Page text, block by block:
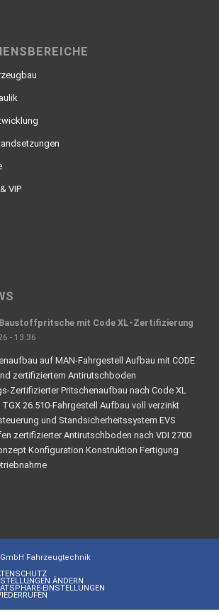
VIP
mit Code XL-Zertifizierung
- 13:36
auf MAN-Fahrgestell Aufbau mit CODE
zertifiziertem Antirutschboden
Zertifizierter Pritschenaufbau nach Code XL
26.510-Fahrgestell Aufbau voll verzinkt
und Standsicherheitssystem EVS
zertifizierter Antirutschboden nach VDI 2700
Konfiguration Konstruktion Fertigung
Fahrzeugtechnik
ÄNDERN
EINSTELLUNGEN